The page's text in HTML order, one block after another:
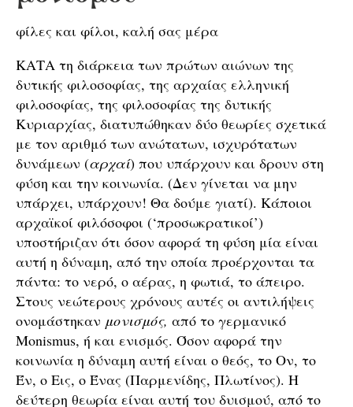
φίλες και φίλοι, καλή σας μέρα
ΚΑΤΑ τη διάρκεια των πρώτων αιώνων της
δυτικής φιλοσοφίας, της αρχαίας ελληνική
φιλοσοφίας, της φιλοσοφίας της δυτικής
Κυριαρχίας, διατυπώθηκαν δύο θεωρίες σχετικά
με τον αριθμό των ανώτατων, ισχυρότατων
δυνάμεων (αρχαί) που υπάρχουν και δρουν στη
φύση και την κοινωνία. (Δεν γίνεται να μην
υπάρχει, υπάρχουν! Θα δούμε γιατί). Κάποιοι
αρχαϊκοί φιλόσοφοι (‘προσωκρατικοί’)
υποστήριζαν ότι όσον αφορά τη φύση μία είναι
αυτή η δύναμη, από την οποία προέρχονται τα
πάντα: το νερό, ο αέρας, η φωτιά, το άπειρο.
Στους νεώτερους χρόνους αυτές οι αντιλήψεις
ονομάστηκαν μονισμός, από το γερμανικό
Μonismus, ή και ενισμός. Όσον αφορά την
κοινωνία η δύναμη αυτή είναι ο θεός, το Ον, το
Έν, ο Εις, ο Ένας (Παρμενίδης, Πλωτίνος). Η
δεύτερη θεωρία είναι αυτή του δυισμού, από το